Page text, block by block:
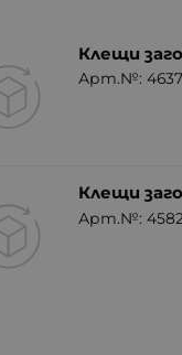
Клещи
Арт.№:
Клещи
Арт.№: